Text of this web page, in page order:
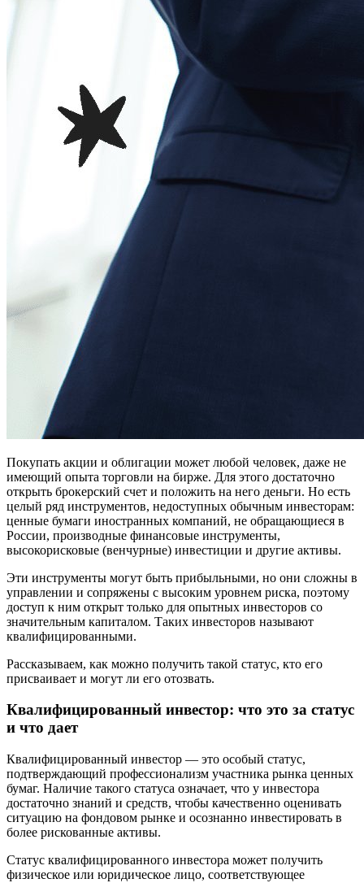
Покупать акции и облигации может любой человек, даже не
имеющий опыта торговли на бирже. Для этого достаточно
открыть брокерский счет и положить на него деньги. Но есть
целый ряд инструментов, недоступных обычным инвесторам:
ценные бумаги иностранных компаний, не обращающиеся в
России, производные финансовые инструменты,
высокорисковые (венчурные) инвестиции и другие активы.
Эти инструменты могут быть прибыльными, но они сложны в
управлении и сопряжены с высоким уровнем риска, поэтому
доступ к ним открыт только для опытных инвесторов со
значительным капиталом. Таких инвесторов называют
квалифицированными.
Рассказываем, как можно получить такой статус, кто его
присваивает и могут ли его отозвать.
Квалифицированный инвестор: что это за статус
и что дает
Квалифицированный инвестор — это особый статус,
подтверждающий профессионализм участника рынка ценных
бумаг. Наличие такого статуса означает, что у инвестора
достаточно знаний и средств, чтобы качественно оценивать
ситуацию на фондовом рынке и осознанно инвестировать в
более рискованные активы.
Статус квалифицированного инвестора может получить
физическое или юридическое лицо, соответствующее